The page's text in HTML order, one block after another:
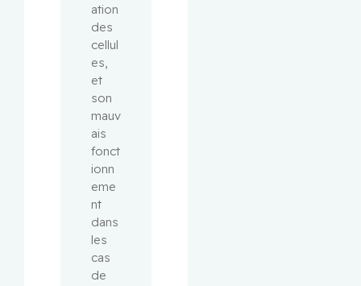
ation
des
cellul
es,
et
son
mauv
ais
fonct
ionn
eme
nt
dans
les
cas
de